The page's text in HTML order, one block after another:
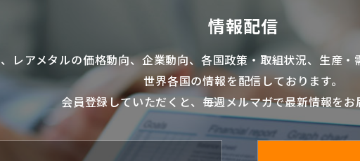
情報配信
、 レアメタルの価格動向、企業動向、各国政策・取組状況、生産
世界各国の情報を配信しております。
会員登録していただくと、毎週メルマガで最新情報をお